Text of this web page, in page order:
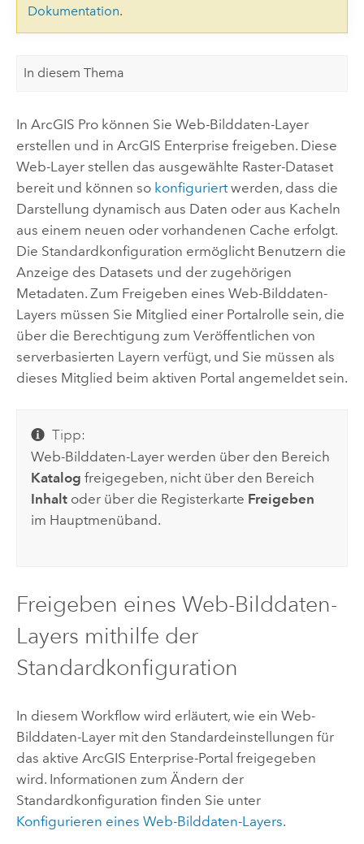
Dokumentation.
In diesem Thema
In ArcGIS Prokönnen Sie Web-Bilddaten-Layer
erstellen und in ArcGIS Enterprise freigeben. Diese
Web-Layer stellen das ausgewählte Raster-Dataset
bereit und können so konfiguriertwerden, dass die
Darstellung dynamisch aus Daten oder aus Kacheln
aus einem neuen oder vorhandenen Cache erfolgt.
Die Standardkonfiguration ermöglicht Benutzern die
Anzeige des Datasets und der zugehörigen
Metadaten. Zum Freigeben eines Web-Bilddaten-
Layers müssen Sie Mitglied einer Portalrolle sein, die
über die Berechtigung zum Veröffentlichen von
serverbasierten Layern verfügt, und Sie müssen als
dieses Mitglied beim aktiven Portal angemeldet sein.
Tipp:
Web-Bilddaten-Layer werden über den Bereich
Katalog freigegeben, nicht über den Bereich
Inhalt oder über die Registerkarte Freigeben
im Hauptmenüband.
Freigeben eines Web-Bilddaten-
Layers mithilfe der
Standardkonfiguration
In diesem Workflow wird erläutert, wie ein Web-
Bilddaten-Layer mit den Standardeinstellungen für
das aktive ArcGIS Enterprise-Portal freigegeben
wird. Informationen zum Ändern der
Standardkonfiguration finden Sie unter
Konfigurieren eines Web-Bilddaten-Layers.